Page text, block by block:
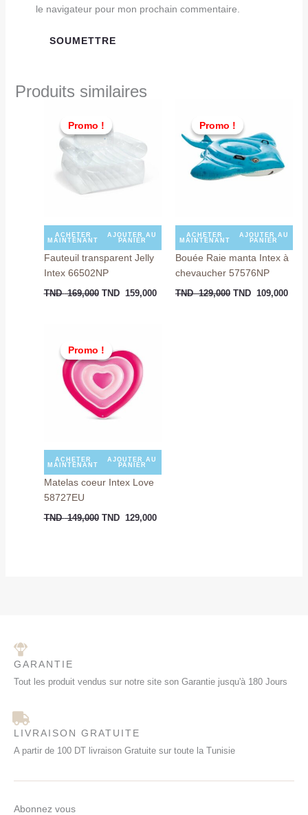
le navigateur pour mon prochain commentaire.
Produits similaires
Promo !
Promo !
ACHETER
MAINTENANT
AJOUTER AU
PANIER
Fauteuil transparent Jelly
Intex 66502NP
TND169,000
initial
était :
TND 159,000
Promo !
Promo !
ACHETER
MAINTENANT
AJOUTER AU
PANIER
Bouée Raie manta Intex à
chevaucher 57576NP
TND129,000
initial
était :
TND
129,000.
TND 109,000
Promo !
Promo !
ACHETER
MAINTENANT
AJOUTER AU
PANIER
Matelas coeur Intex Love
58727EU
TND149,000
initial
était :
TND
149,000.
TND 129,000
GARANTIE
Tout les produit vendus sur notre site son Garantie jusqu'à 180 Jours
LIVRAISON GRATUITE
A partir de 100 DT livraison Gratuite sur toute la Tunisie
Abonnez vous